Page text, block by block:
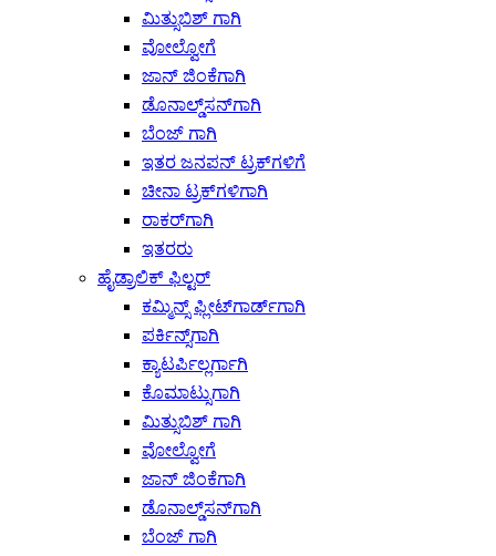
ಮಿತ್ಸುಬಿಶ್ ಗಾಗಿ
ವೋಲ್ವೋಗೆ
ಜಾನ್ ಜಿಂಕೆಗಾಗಿ
ಡೊನಾಲ್ಡ್‌ಸನ್‌ಗಾಗಿ
ಬೆಂಜ್ ಗಾಗಿ
ಇತರ ಜನಪನ್ ಟ್ರಕ್‌ಗಳಿಗೆ
ಚೀನಾ ಟ್ರಕ್‌ಗಳಿಗಾಗಿ
ರಾಕರ್‌ಗಾಗಿ
ಇತರರು
ಹೈಡ್ರಾಲಿಕ್ ಫಿಲ್ಟರ್
ಕಮ್ಮಿನ್ಸ್ ಫ್ಲೀಟ್‌ಗಾರ್ಡ್‌ಗಾಗಿ
ಪರ್ಕಿನ್ಸ್‌ಗಾಗಿ
ಕ್ಯಾಟರ್ಪಿಲ್ಲರ್ಗಾಗಿ
ಕೊಮಾಟ್ಸುಗಾಗಿ
ಮಿತ್ಸುಬಿಶ್ ಗಾಗಿ
ವೋಲ್ವೋಗೆ
ಜಾನ್ ಜಿಂಕೆಗಾಗಿ
ಡೊನಾಲ್ಡ್‌ಸನ್‌ಗಾಗಿ
ಬೆಂಜ್ ಗಾಗಿ